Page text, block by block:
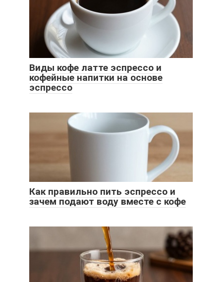
Виды кофе латте эспрессо и
кофейные напитки на основе
эспрессо
Как правильно пить эспрессо и
зачем подают воду вместе с кофе